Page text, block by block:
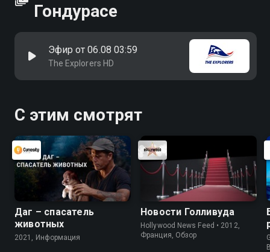
Гондурасе
Эфир от 06.08 03:59
The Explorers HD
С этим смотрят
Даг – спасатель
животных
2021, Информация
Новости Голливуда
Hollywood News Feed • 2012,
Франция, Обзор